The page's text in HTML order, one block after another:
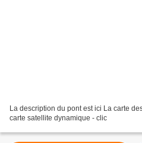
La description du pont est ici La carte
carte satellite dynamique - clic